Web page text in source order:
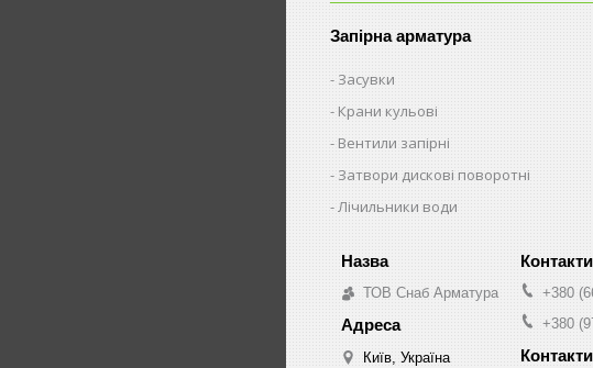
Запірна арматура
Засувки
Крани кульові
Вентили запірні
Затвори дискові поворотні
Лічильники води
ТОВ Снаб Арматура
Київ, Україна
+380
+380